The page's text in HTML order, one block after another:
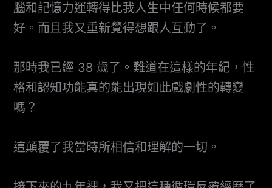
腦和記憶力運轉得比我人生中任何時候都要
好。而且我又重新覺得想跟人互動了。
那時我已經 38 歲了。難道在這樣的年紀，性
格和認知功能真的能出現如此戲劇性的轉變
嗎？
這顛覆了我當時所相信和理解的一切。